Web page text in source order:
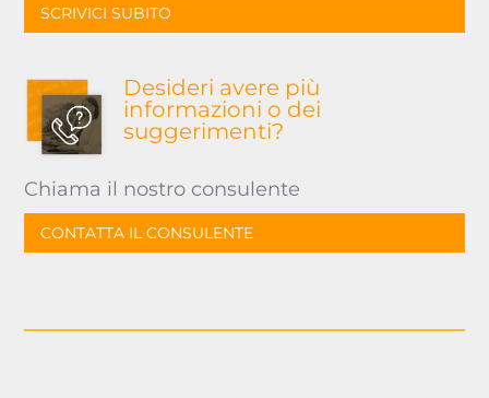
SCRIVICI SUBITO
Desideri avere più
informazioni o dei
suggerimenti?
Chiama il nostro consulente
CONTATTA IL CONSULENTE